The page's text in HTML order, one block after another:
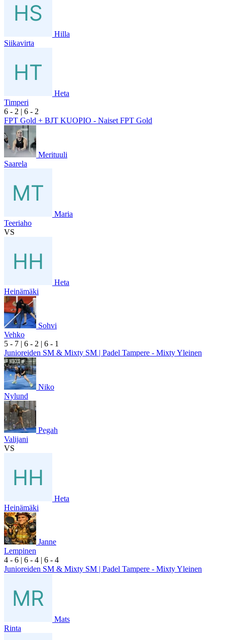
Hilla
Siikavirta
Heta
Timperi
6 - 2 | 6 - 2
FPT Gold + BJT KUOPIO - Naiset FPT Gold
Merituuli
Saarela
Maria
Teeriaho
VS
Heta
Heinämäki
Sohvi
Vehko
5 - 7 | 6 - 2 | 6 - 1
Junioreiden SM & Mixty SM | Padel Tampere - Mixty Yleinen
Niko
Nylund
Pegah
Valijani
VS
Heta
Heinämäki
Janne
Lempinen
4 - 6 | 6 - 4 | 6 - 4
Junioreiden SM & Mixty SM | Padel Tampere - Mixty Yleinen
Mats
Rinta